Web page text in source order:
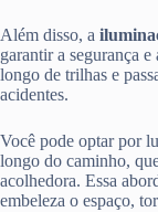
Além disso, a
garantir a segurança
longo de trilhas e
acidentes.
Você pode optar por
longo do caminho,
acolhedora. Essa
embeleza o espaço,